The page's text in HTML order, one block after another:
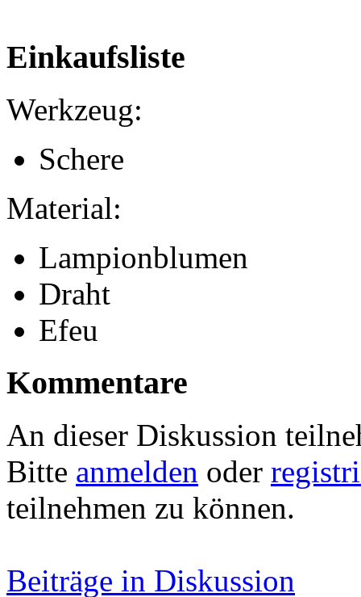
Einkaufsliste
Werkzeug:
Schere
Material:
Lampionblumen
Draht
Efeu
Kommentare
An dieser Diskussion
Bitte anmelden oder
teilnehmen zu können.
Beiträge in Diskussion